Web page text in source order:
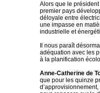
Alors que le
premier pays
déloyale entre
une impasse en
industrielle et
Il nous paraît
adéquation avec les
à la planification
Anne-Catherine de
que pour les quinze